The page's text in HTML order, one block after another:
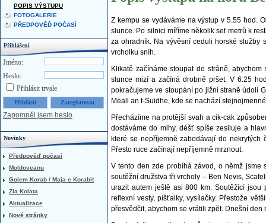
Z kempu se vydáváme na výstup v 5.55 hod.
slunce. Po silnici míříme několik set metrů k
za ohradník. Na vývěsní ceduli horské služby
vrcholku sníh.
Klikatě začínáme stoupat do stráně,
slunce mizí a začíná drobně pršet. V 6.25
pokračujeme ve stoupání po jižní straně údolí
Meall an t-Suidhe, kde se nachází
Přecházíme na protější svah a cik-cak
dostáváme do mlhy, déšť spíše zesiluje a
které se nepříjemně zabodávají do
Přesto ruce začínají nepříjemně mrznout.
V tento den zde probíhá závod, o němž
soutěžní družstva tři vrcholy – Ben Nevis,
urazit autem ještě asi 800 km. Soutěžící
reflexní vesty, píšťalky, vysílačky. Přestože
přesvědčit, abychom se vrátili zpět. Dnešní den
POPIS VÝSTUPU
FOTOGALERIE
PŘEDPOVĚĎ POČASÍ
Přihlášení
Jméno:
Heslo:
Přihlásit trvale
Zapomněl jsem heslo
Novinky
Předpověď počasí
Moldoveanu
Golem Korab / Maja e Korabit
Zla Kolata
Aktualizace
Nové stránky